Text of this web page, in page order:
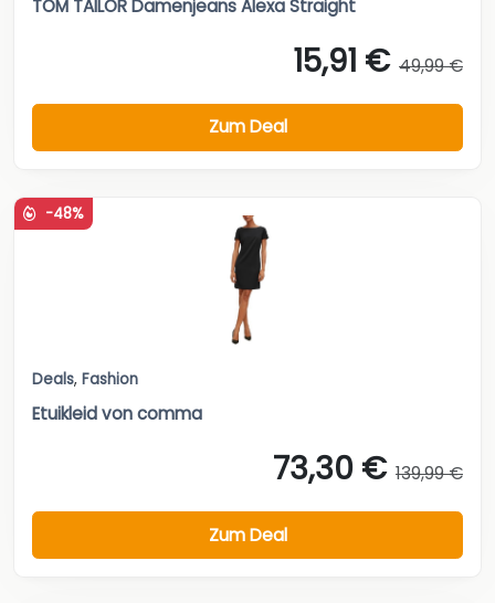
TOM TAILOR Damenjeans Alexa Straight
15,91 € 49,99 €
Zum Deal
-48%
Deals, Fashion
Etuikleid von comma
73,30 € 139,99 €
Zum Deal